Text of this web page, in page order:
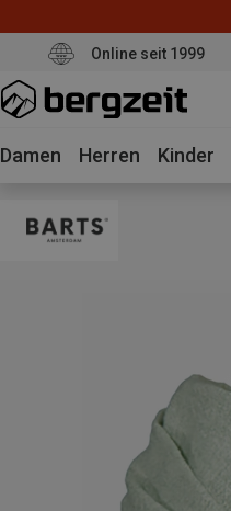
Online seit 1999
Damen Herren Kinder